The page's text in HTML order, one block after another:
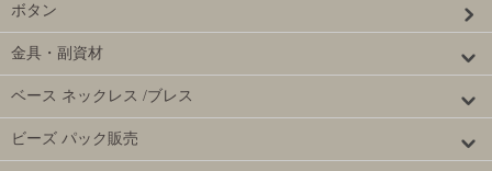
ボタン
金具・副資材
ベース ネックレス /ブレス
ビーズ パック販売